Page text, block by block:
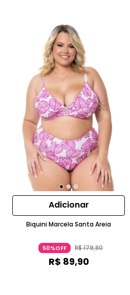
Adicionar
Biquini Marcela Santa Areia
50%OFF R$179,80
R$ 89,90